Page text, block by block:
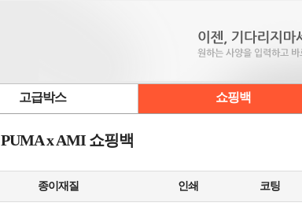
고급박스 쇼핑백
PUMA x AMI 쇼핑백
종이재질 인쇄 코팅